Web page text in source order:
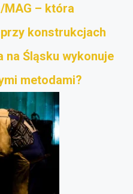
MAG – która
konstrukcjach
Śląsku wykonuje
metodami?